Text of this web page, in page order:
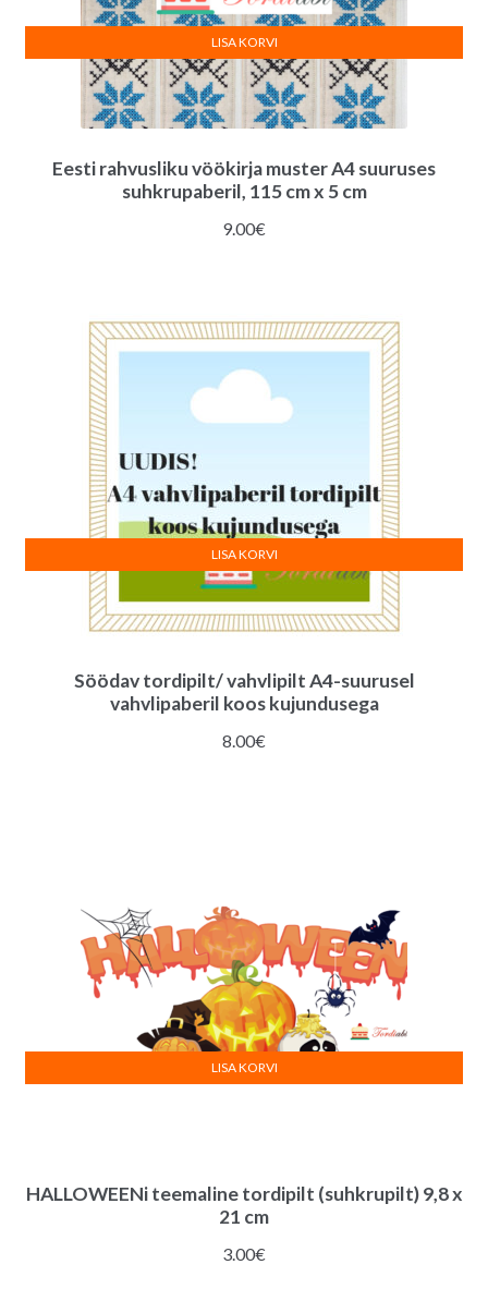
Eesti rahvusliku vöökirja muster A4 suuruses
suhkrupaberil, 115 cm x 5 cm
9.00€
LISA KORVI
Söödav tordipilt/ vahvlipilt A4-suurusel
vahvlipaberil koos kujundusega
8.00€
LISA KORVI
HALLOWEENi teemaline tordipilt (suhkrupilt) 9,8 x
21 cm
3.00€
LISA KORVI